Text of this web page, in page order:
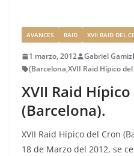
AVANCES RAID XVII RAID DEL
1 marzo, 2012 Gabriel Gamiz
(Barcelona,XVII Raid Hípico
XVII Raid
(Barcelona).
XVII Raid Hípico del Cron
18 de Marzo del 2012, se